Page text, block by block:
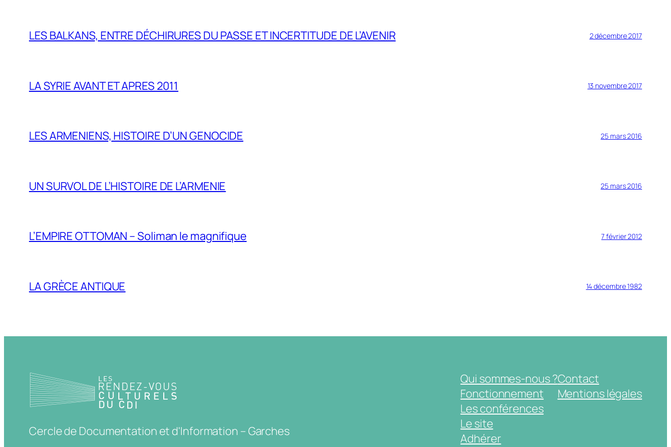
LES BALKANS, ENTRE DÉCHIRURES DU PASSE ET INCERTITUDE DE L’AVENIR 2 décembre 2017
LA SYRIE AVANT ET APRES 2011 13 novembre 2017
LES ARMENIENS, HISTOIRE D’UN GENOCIDE 25 mars 2016
UN SURVOL DE L’HISTOIRE DE L’ARMENIE 25 mars 2016
L’EMPIRE OTTOMAN – Soliman le magnifique 7 février 2012
LA GRÈCE ANTIQUE 14 décembre 1982
Cercle de Documentation et d'Information – Garches
Qui sommes-nous ?
Fonctionnement
Les conférences
Le site
Adhérer
Contact
Mentions légales